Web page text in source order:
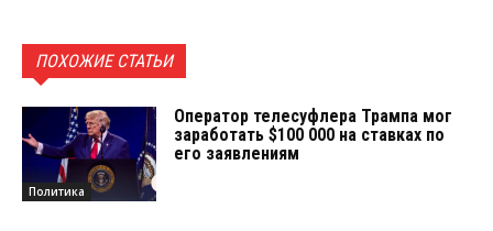
ПОХОЖИЕ СТАТЬИ
Политика
Оператор телесуфлера Трампа мог
заработать $100 000 на ставках по
его заявлениям